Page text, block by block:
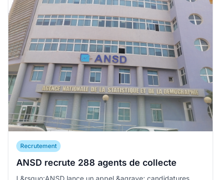
Recrutement
ANSD recrute 288 agents de collecte